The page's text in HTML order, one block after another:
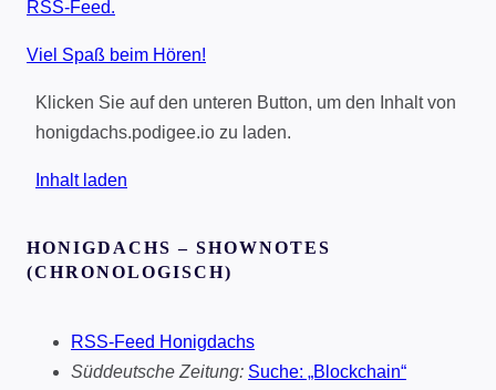
RSS-Feed.
Viel Spaß beim Hören!
Klicken Sie auf den unteren Button, um den Inhalt von
honigdachs.podigee.io zu laden.
Inhalt laden
HONIGDACHS – SHOWNOTES
(CHRONOLOGISCH)
RSS-Feed Honigdachs
Süddeutsche Zeitung: Suche: „Blockchain“